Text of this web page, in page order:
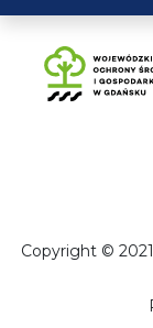
Copyright ©